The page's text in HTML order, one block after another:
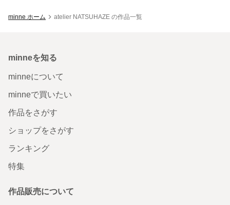
minne ホーム atelier NATSUHAZE の作品一覧
minneを知る
minneについて
minneで買いたい
作品をさがす
ショップをさがす
ランキング
特集
作品販売について